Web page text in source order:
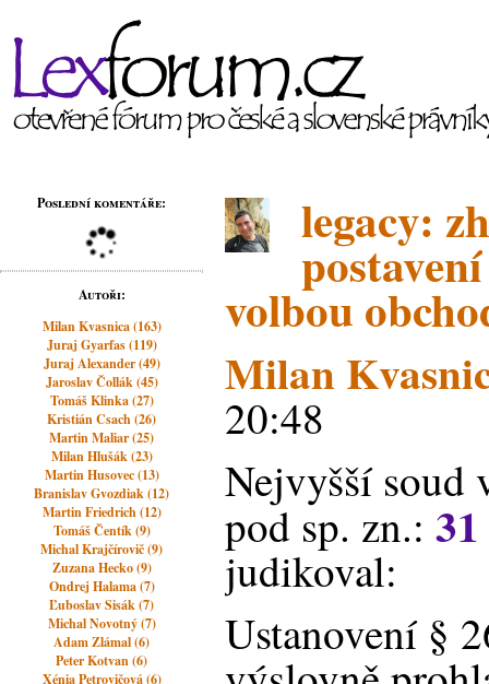
Poslední komentáře:
Autoři:
Milan Kvasnica (163)
Juraj Gyarfas (119)
Juraj Alexander (49)
Jaroslav Čollák (45)
Tomáš Klinka (27)
Kristián Csach (26)
Martin Maliar (25)
Milan Hlušák (23)
Martin Husovec (13)
Branislav Gvozdiak (12)
Martin Friedrich (12)
Tomáš Čentík (9)
Michal Krajčírovič (9)
Zuzana Hecko (9)
Ondrej Halama (7)
Ľuboslav Sisák (7)
Michal Novotný (7)
Adam Zlámal (6)
Peter Kotvan (6)
Xénia Petrovičová (6)
legacy:
volbou
Milan
20:48
Nejvyšší soud
pod sp. zn.:
judikoval:
Ustanovení §